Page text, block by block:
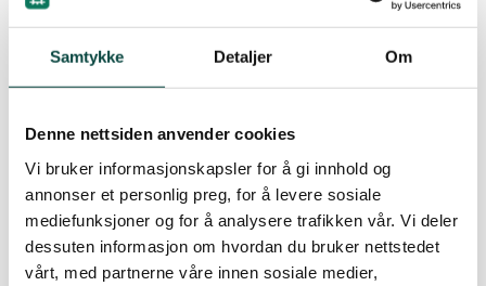
Samtykke Detaljer Om
Denne nettsiden anvender cookies
Vi bruker informasjonskapsler for å gi innhold og
annonser et personlig preg, for å levere sosiale
mediefunksjoner og for å analysere trafikken vår. Vi deler
dessuten informasjon om hvordan du bruker nettstedet
vårt, med partnerne våre innen sosiale medier,
Verdal
slåmaskin og annet utstyr til skjøtsel.
Nedenfor låven vil vi se nærmere på vekster og
ågjøre om plen til blomstereng
De minste kan få sett kjøttmeisens unger i en
fuglekasse før vi fra ca. kl. 13 avrunder med gratis
kaffe/saft og kaker fra Kolonihagens
søndagskafe. Der vil vi gå gjennom sommerens